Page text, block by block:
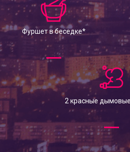
Фуршет в беседке*
2 красные